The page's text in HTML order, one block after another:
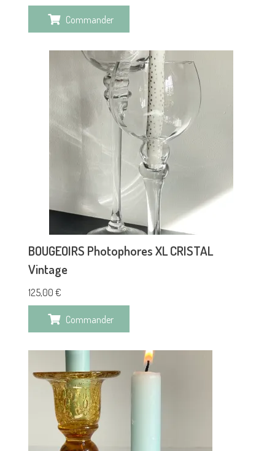
Commander
BOUGEOIRS Photophores XL CRISTAL
Vintage
125,00 €
Commander